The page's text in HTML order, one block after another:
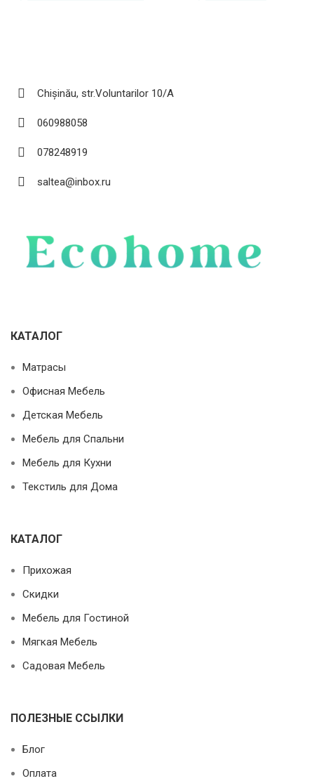
Chișinău, str.Voluntarilor 10/A
060988058
078248919
saltea@inbox.ru
КАТАЛОГ
Матрасы
Офисная Мебель
Детская Мебель
Мебель для Спальни
Мебель для Кухни
Текстиль для Дома
КАТАЛОГ
Прихожая
Скидки
Мебель для Гостиной
Мягкая Мебель
Садовая Мебель
ПОЛЕЗНЫЕ ССЫЛКИ
Блог
Оплата